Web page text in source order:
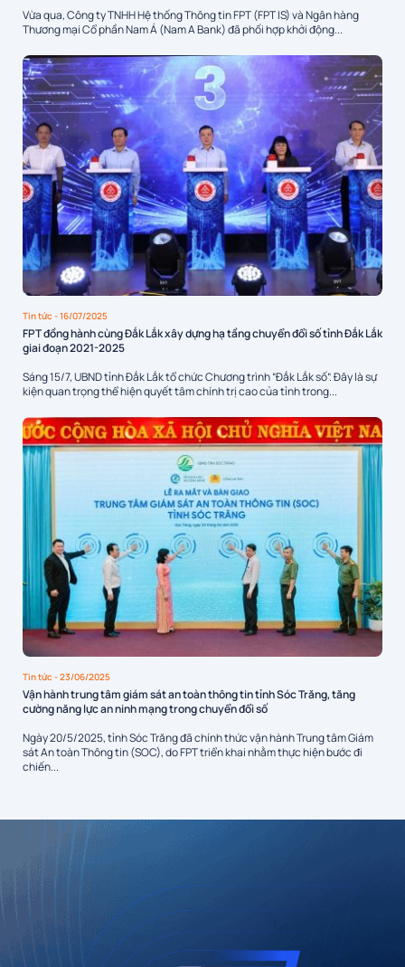
Vừa qua, Công ty TNHH Hệ thống Thông tin FPT (FPT IS) và Ngân hàng
Thương mại Cổ phần Nam Á (Nam A Bank) đã phối hợp khởi động...
Tin tức- 16/07/2025
FPT đồng hành cùng Đắk Lắk xây dựng hạ tầng chuyển đổi số tỉnh Đắk Lắk
giai đoạn 2021-2025
Sáng 15/7, UBND tỉnh Đắk Lắk tổ chức Chương trình “Đắk Lắk số”. Đây là sự
kiện quan trọng thể hiện quyết tâm chính trị cao của tỉnh trong...
Tin tức- 23/06/2025
Vận hành trung tâm giám sát an toàn thông tin tỉnh Sóc Trăng, tăng
cường năng lực an ninh mạng trong chuyển đổi số
Ngày 20/5/2025, tỉnh Sóc Trăng đã chính thức vận hành Trung tâm Giám
sát An toàn Thông tin (SOC), do FPT triển khai nhằm thực hiện bước đi
chiến...